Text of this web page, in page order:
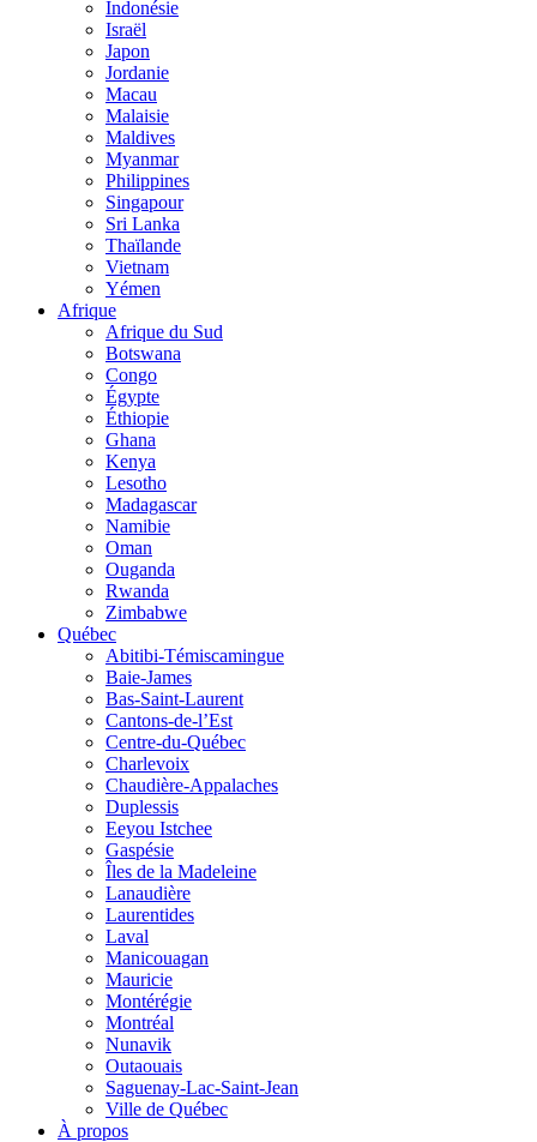
Indonésie
Israël
Japon
Jordanie
Macau
Malaisie
Maldives
Myanmar
Philippines
Singapour
Sri Lanka
Thaïlande
Vietnam
Yémen
Afrique
Afrique du Sud
Botswana
Congo
Égypte
Éthiopie
Ghana
Kenya
Lesotho
Madagascar
Namibie
Oman
Ouganda
Rwanda
Zimbabwe
Québec
Abitibi-Témiscamingue
Baie-James
Bas-Saint-Laurent
Cantons-de-l’Est
Centre-du-Québec
Charlevoix
Chaudière-Appalaches
Duplessis
Eeyou Istchee
Gaspésie
Îles de la Madeleine
Lanaudière
Laurentides
Laval
Manicouagan
Mauricie
Montérégie
Montréal
Nunavik
Outaouais
Saguenay-Lac-Saint-Jean
Ville de Québec
À propos